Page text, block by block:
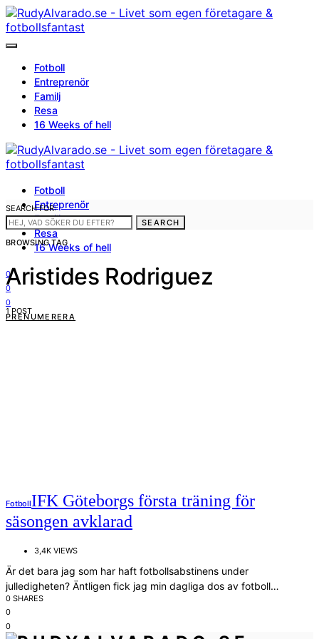
Fotboll
Entreprenör
Familj
Resa
16 Weeks of hell
Fotboll
Entreprenör
Familj
Resa
16 Weeks of hell
0
0
0
PRENUMERERA
SEARCH FOR:
SEARCH
BROWSING TAG
Aristides Rodriguez
1 POST
FotbollIFK Göteborgs första träning för
säsongen avklarad
3,4K VIEWS
Är det bara jag som har haft fotbollsabstinens under
julledigheten? Äntligen fick jag min dagliga dos av fotboll…
0 SHARES
0
0